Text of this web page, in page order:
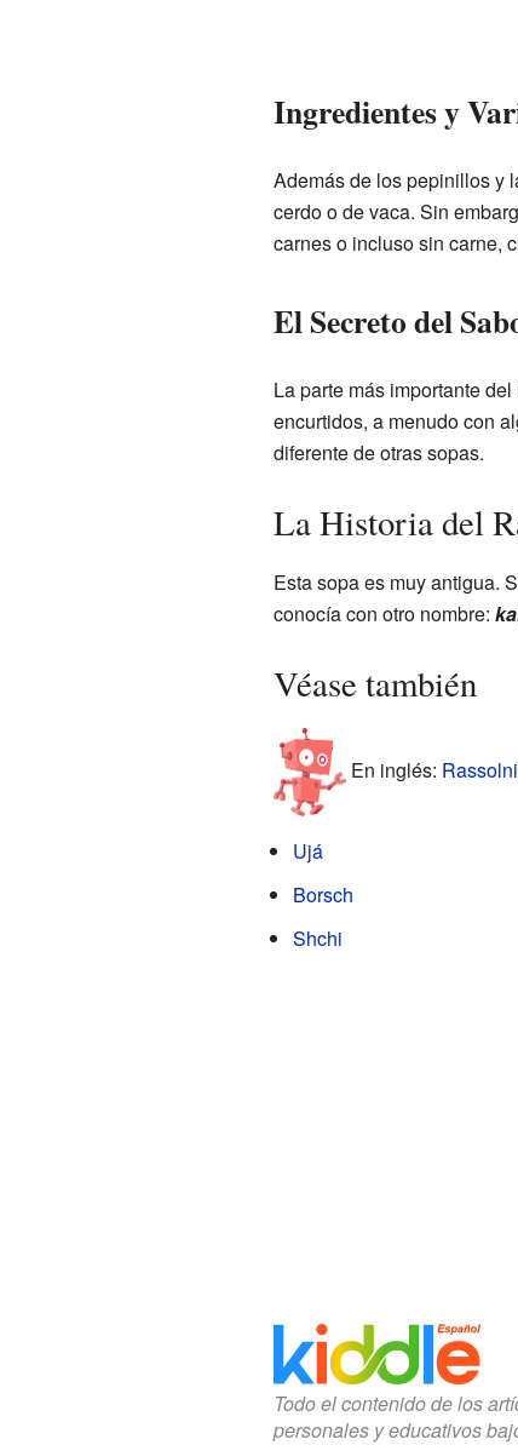
Ingredientes y
Además de los pepinillos y
cerdo o de vaca. Sin
carnes o incluso sin carne,
El Secreto del
La parte más importante
encurtidos, a menudo con
diferente de otras sopas.
La Historia del
Esta sopa es muy antigua.
conocía con otro nombre:
Véase también
En inglés:
Ujá
Borsch
Shchi
Todo el contenido de los
personales y educativos